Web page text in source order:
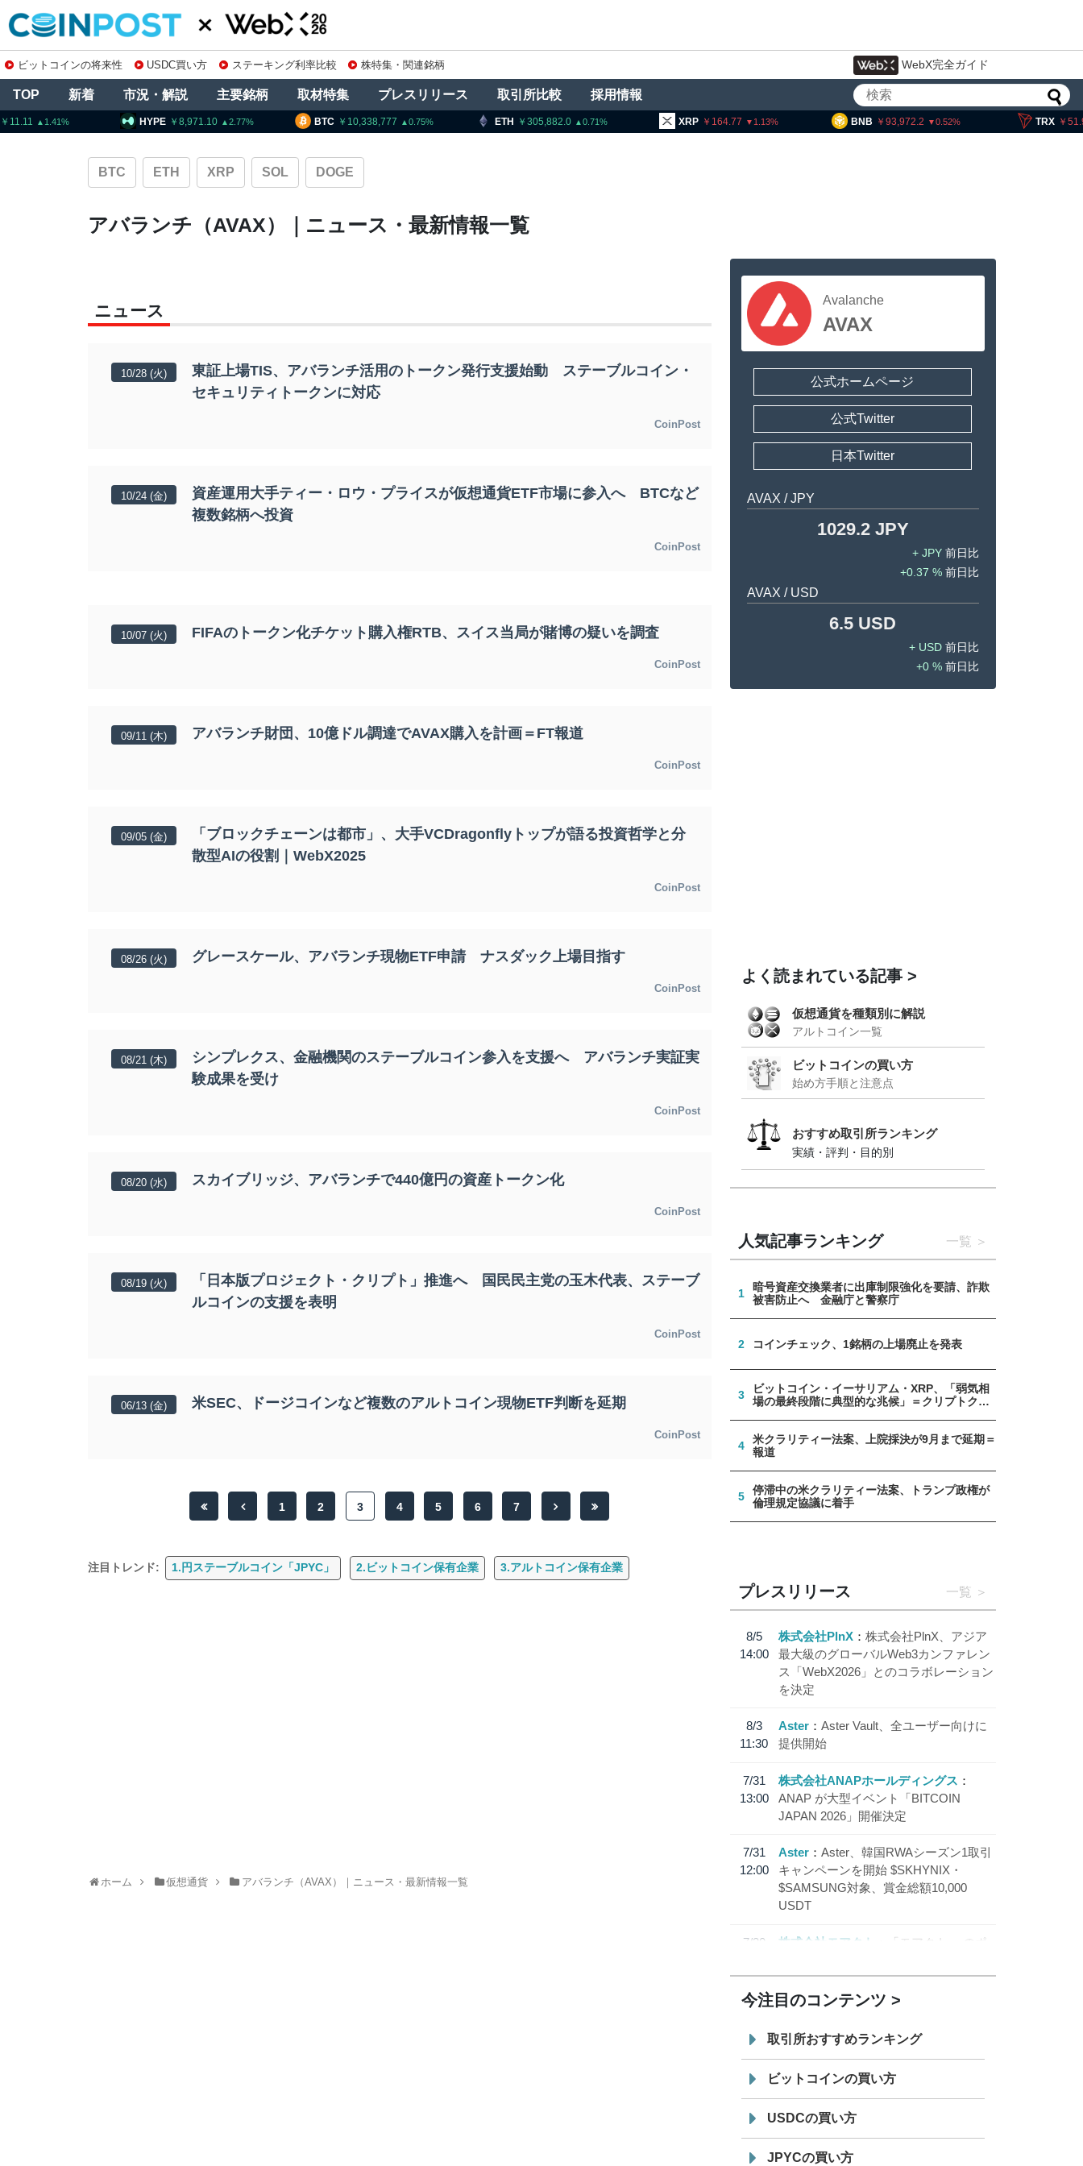
ビットコインの将来性 USDC買い方 ステーキング利率比較 株特集・関連銘柄 WebX完全ガイド
TOP 新着 市況・解説 主要銘柄 取材特集 プレスリリース 取引所比較 採用情報
BTC 10,338,777 0.75 ETH 305,882.0 0.71 XRP 164.77 1.13 BNB 93,972.2 0.52 TRX 51.99
HYPE 8,971.10 2.77
BTC ETH XRP SOL DOGE
アバランチ（AVAX）｜ニュース・最新情報一覧
ニュース
10/28 (火)
東証上場TIS、アバランチ活用のトークン発行支援始動 ステーブルコイン・
セキュリティトークンに対応
CoinPost
10/24 (金)
資産運用大手ティー・ロウ・プライスが仮想通貨ETF市場に参入へ BTCなど
複数銘柄へ投資
CoinPost
10/07 (火) FIFAのトークン化チケット購入権RTB、スイス当局が賭博の疑いを調査
CoinPost
09/11 (木) アバランチ財団、10億ドル調達でAVAX購入を計画＝FT報道
CoinPost
09/05 (金)
「ブロックチェーンは都市」、大手VCDragonflyトップが語る投資哲学と分
散型AIの役割｜WebX2025
CoinPost
08/26 (火) グレースケール、アバランチ現物ETF申請 ナスダック上場目指す
CoinPost
08/21 (木)
シンプレクス、金融機関のステーブルコイン参入を支援へ アバランチ実証実
験成果を受け
CoinPost
08/20 (水) スカイブリッジ、アバランチで440億円の資産トークン化
CoinPost
08/19 (火)
「日本版プロジェクト・クリプト」推進へ 国民民主党の玉木代表、ステーブ
ルコインの支援を表明
CoinPost
06/13 (金) 米SEC、ドージコインなど複数のアルトコイン現物ETF判断を延期
CoinPost
1 2 3 4 5 6 7
注目トレンド: 1.円ステーブルコイン「JPYC」 2.ビットコイン保有企業 3.アルトコイン保有企業
ホーム 仮想通貨 アバランチ（AVAX）｜ニュース・最新情報一覧
Avalanche
AVAX
公式ホームページ
公式Twitter
日本Twitter
AVAX / JPY
1029.2 JPY
JPY
0.37 %
AVAX / USD
6.5 USD
USD
0 %
よく読まれている記事
仮想通貨を種類別に解説
アルトコイン一覧
ビットコインの買い方
始め方手順と注意点
おすすめ取引所ランキング
実績・評判・目的別
人気記事ランキング 一覧
1
暗号資産交換業者に出庫制限強化を要請、詐欺
被害防止へ 金融庁と警察庁
2 コインチェック、1銘柄の上場廃止を発表
3
ビットコイン・イーサリアム・XRP、「弱気相
場の最終段階に典型的な兆候」＝クリプトクア
4
米クラリティー法案、上院採決が9月まで延期＝
報道
5
停滞中の米クラリティー法案、トランプ政権が
倫理規定協議に着手
プレスリリース 一覧
8/5
14:00
株式会社PlnX
株式会社PlnX、アジア
最大級のグローバルWeb3カンファレン
ス「WebX2026」とのコラボレーション
を決定
8/3
11:30
Aster
Aster Vault、全ユーザー向けに
提供開始
7/31
13:00
株式会社ANAPホールディングス
ANAP が大型イベント「BITCOIN
JAPAN 2026」開催決定
7/31
12:00
Aster
Aster、韓国RWAシーズン1取引
キャンペーンを開始 $SKHYNIX・
$SAMSUNG対象、賞金総額10,000
USDT
7/30
株式会社モアクト
「モアクト」 のポ
「 JPYC」を追加
19:30
てステーブルコイン「JPYSC」徹底解
説セミナーを開催
今注目のコンテンツ
取引所おすすめランキング
ビットコインの買い方
USDCの買い方
JPYCの買い方